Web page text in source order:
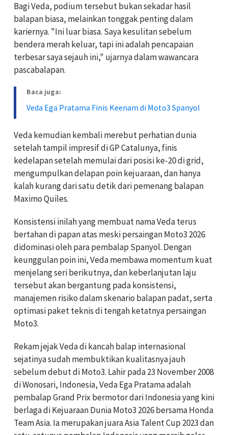
Bagi Veda, podium tersebut bukan sekadar hasil
balapan biasa, melainkan tonggak penting dalam
kariernya. "Ini luar biasa. Saya kesulitan sebelum
bendera merah keluar, tapi ini adalah pencapaian
terbesar saya sejauh ini," ujarnya dalam wawancara
pascabalapan.
Baca juga:
Veda Ega Pratama Finis Keenam di Moto3 Spanyol
Veda kemudian kembali merebut perhatian dunia
setelah tampil impresif di GP Catalunya, finis
kedelapan setelah memulai dari posisi ke-20 di grid,
mengumpulkan delapan poin kejuaraan, dan hanya
kalah kurang dari satu detik dari pemenang balapan
Maximo Quiles.
Konsistensi inilah yang membuat nama Veda terus
bertahan di papan atas meski persaingan Moto3 2026
didominasi oleh para pembalap Spanyol. Dengan
keunggulan poin ini, Veda membawa momentum kuat
menjelang seri berikutnya, dan keberlanjutan laju
tersebut akan bergantung pada konsistensi,
manajemen risiko dalam skenario balapan padat, serta
optimasi paket teknis di tengah ketatnya persaingan
Moto3.
Rekam jejak Veda di kancah balap internasional
sejatinya sudah membuktikan kualitasnya jauh
sebelum debut di Moto3. Lahir pada 23 November 2008
di Wonosari, Indonesia, Veda Ega Pratama adalah
pembalap Grand Prix bermotor dari Indonesia yang kini
berlaga di Kejuaraan Dunia Moto3 2026 bersama Honda
Team Asia. Ia merupakan juara Asia Talent Cup 2023 dan